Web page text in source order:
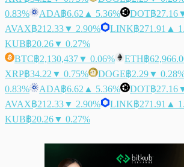
0.83%
ADA฿6.62 ▲ 5.36% DOT฿27.16
AVAX฿212.33▼ 2.90% LINK฿271.91 ▲
KUB฿20.26▼ 0.27%
BTC฿2,130,437▼ 0.06% ETH฿
XRP฿34.22 ▼ 0.75% DOGE฿2.29▼
0.83%
ADA฿6.62 ▲ 5.36% DOT฿27.16
AVAX฿212.33▼ 2.90% LINK฿271.91 ▲
KUB฿20.26▼ 0.27%